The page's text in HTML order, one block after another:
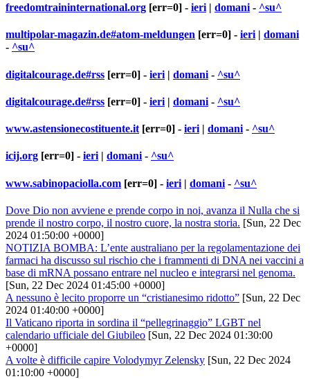
freedomtraininternational.org [err=0] - ieri | domani - ^su^
multipolar-magazin.de#atom-meldungen [err=0] - ieri | domani
- ^su^
digitalcourage.de#rss [err=0] - ieri | domani - ^su^
digitalcourage.de#rss [err=0] - ieri | domani - ^su^
www.astensionecostituente.it [err=0] - ieri | domani - ^su^
icij.org [err=0] - ieri | domani - ^su^
www.sabinopaciolla.com [err=0] - ieri | domani - ^su^
Dove Dio non avviene e prende corpo in noi, avanza il Nulla che si
prende il nostro corpo, il nostro cuore, la nostra storia. [Sun, 22 Dec
2024 01:50:00 +0000]
NOTIZIA BOMBA: L’ente australiano per la regolamentazione dei
farmaci ha discusso sul rischio che i frammenti di DNA nei vaccini a
base di mRNA possano entrare nel nucleo e integrarsi nel genoma.
[Sun, 22 Dec 2024 01:45:00 +0000]
A nessuno è lecito proporre un “cristianesimo ridotto” [Sun, 22 Dec
2024 01:40:00 +0000]
Il Vaticano riporta in sordina il “pellegrinaggio” LGBT nel
calendario ufficiale del Giubileo [Sun, 22 Dec 2024 01:30:00
+0000]
A volte è difficile capire Volodymyr Zelensky [Sun, 22 Dec 2024
01:10:00 +0000]